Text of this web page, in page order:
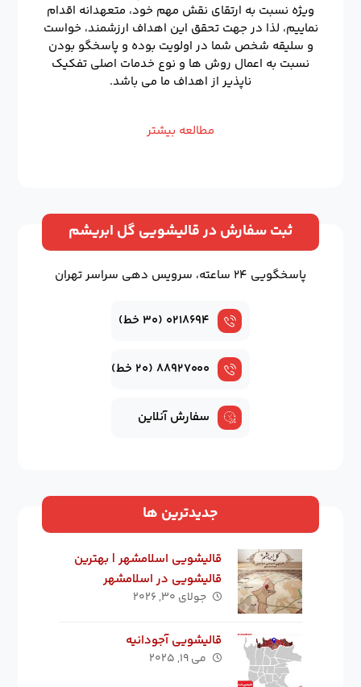
ویژه نسبت به ارتقای نقش مهم خود، متعهدانه اقدام
نماییم، لذا در جهت تحقق این اهداف ارزشمند، خواست
و سلیقه شخص شما در اولویت بوده و پاسخگو بودن
نسبت به اعمال روش ها و نوع خدمات اصلی تفکیک
ناپذیر از اهداف ما می باشد.
مطالعه بیشتر
ثبت سفارش در قالیشویی گل ابریشم
پاسخگویی ۲۴ ساعته، سرویس دهی سراسر تهران
۰۲۱۸۶۹۴ (۳۰ خط)
۸۸۹۲۷۰۰۰ (۲۰ خط)
سفارش آنلاین
جدیدترین ها
قالیشویی اسلامشهر | بهترین
قالیشویی در اسلامشهر
جولای ۳۰, ۲۰۲۶
قالیشویی آجودانیه
می ۱۹, ۲۰۲۵